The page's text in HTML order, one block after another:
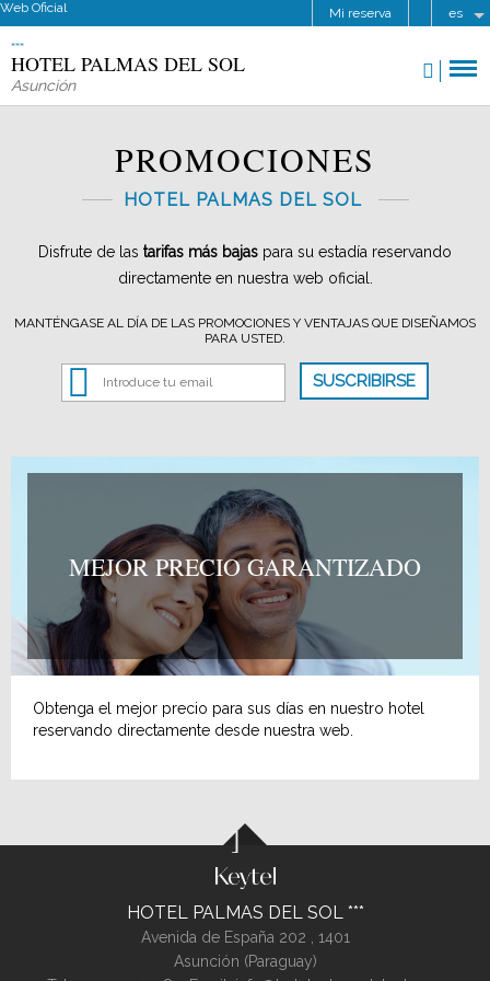
Web Oficial Mi reserva es
HOTEL PALMAS DEL SOL
Asunción
PROMOCIONES
HOTEL PALMAS DEL SOL
Disfrute de las tarifas más bajas para su estadía reservando
directamente en nuestra web oficial.
MANTÉNGASE AL DÍA DE LAS PROMOCIONES Y VENTAJAS QUE DISEÑAMOS
PARA USTED.
SUSCRIBIRSE
MEJOR PRECIO GARANTIZADO
Obtenga el mejor precio para sus días en nuestro hotel
reservando directamente desde nuestra web.
HOTEL PALMAS DEL SOL
Avenida de España 202 , 1401
Asunción (Paraguay)